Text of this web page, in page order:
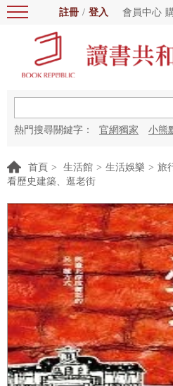
註冊 / 登入 會員中心
熱門搜尋關鍵字： 官網獨家 小熊
首頁 > 生活館 > 生活娛樂 > 旅
看歷史建築、逛老街